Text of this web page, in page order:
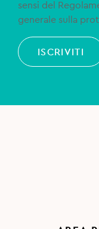
sensi del
generale sulla
ISCRIVITI